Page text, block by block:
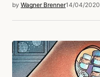
by Wagner Brenner14/04/2020